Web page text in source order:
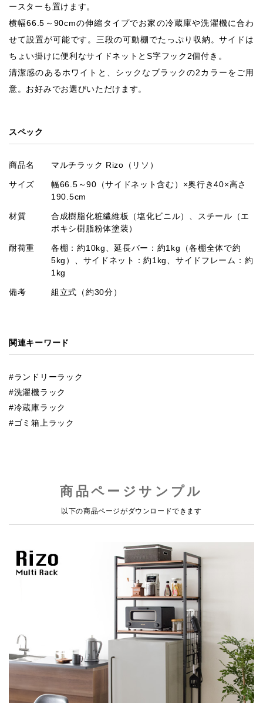
ースターも置けます。
横幅66.5～90cmの伸縮タイプでお家の冷蔵庫や洗濯機に合わ
せて設置が可能です。三段の可動棚でたっぷり収納。サイドは
ちょい掛けに便利なサイドネットとS字フック2個付き。
清潔感のあるホワイトと、シックなブラックの2カラーをご用
意。お好みでお選びいただけます。
スペック
商品名 マルチラック Rizo（リソ）
サイズ
幅66.5～90（サイドネット含む）×奥行き40×高さ
190.5cm
材質
合成樹脂化粧繊維板（塩化ビニル）、スチール（エ
ポキシ樹脂粉体塗装）
耐荷重
各棚：約10kg、延長バー：約1kg（各棚全体で約
5kg）、サイドネット：約1kg、サイドフレーム：約
1kg
備考 組立式（約30分）
関連キーワード
ランドリーラック
洗濯機ラック
冷蔵庫ラック
ゴミ箱上ラック
商品ページサンプル
以下の商品ページがダウンロードできます